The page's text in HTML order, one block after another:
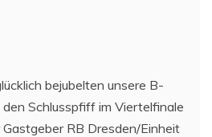
bejubelten unsere B-
den Schlusspfiff im Viertelfinale
RB Dresden/Einheit